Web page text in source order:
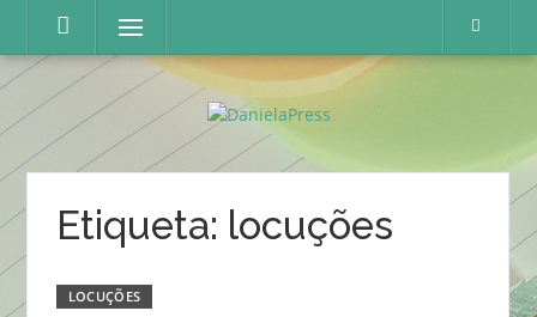
content
Menu
Etiqueta: locuções
LOCUÇÕES